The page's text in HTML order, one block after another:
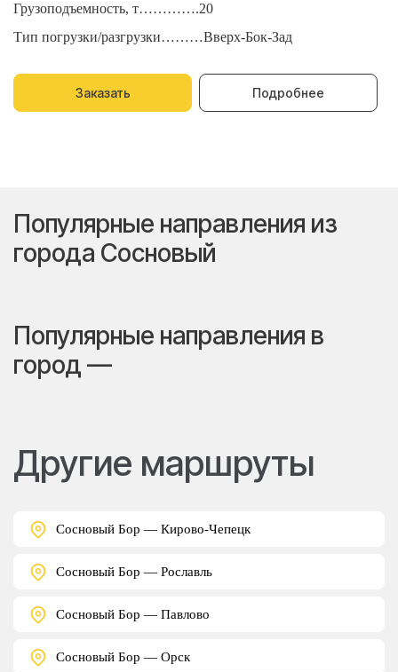
Грузоподъемность, т………….20
Тип погрузки/разгрузки………Вверх-Бок-Зад
Заказать Подробнее
Популярные направления из
города Сосновый
Популярные направления в
город —
Другие маршруты
Сосновый Бор — Кирово-Чепецк
Сосновый Бор — Рославль
Сосновый Бор — Павлово
Сосновый Бор — Орск